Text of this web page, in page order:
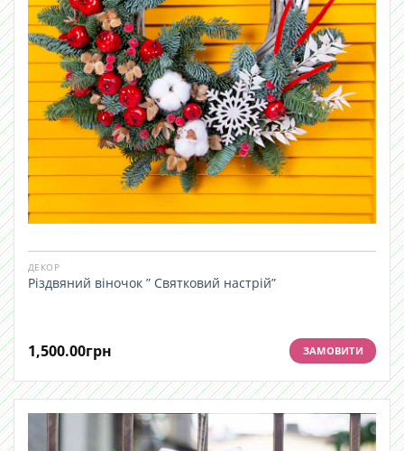
ДЕКОР
Різдвяний віночок ” Святковий настрій”
1,500.00грн ЗАМОВИТИ